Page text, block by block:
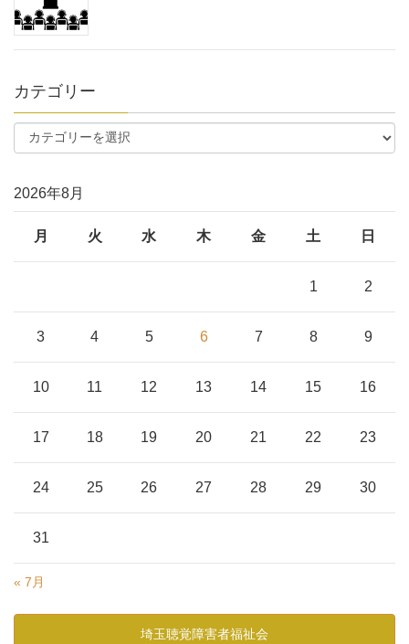
カテゴリー
2026年8月
月 火 水 木 金 土 日
1 2
3 4 5 6 7 8 9
10 11 12 13 14 15 16
17 18 19 20 21 22 23
24 25 26 27 28 29 30
31
« 7月
埼玉聴覚障害者福祉会